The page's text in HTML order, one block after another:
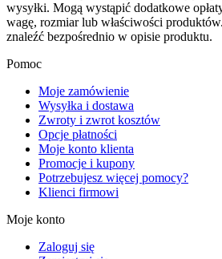
wysyłki. Mogą wystąpić dodatkowe
wagę, rozmiar lub właściwości
znaleźć bezpośrednio w opisie produktu.
Pomoc
Moje zamówienie
Wysyłka i dostawa
Zwroty i zwrot kosztów
Opcje płatności
Moje konto klienta
Promocje i kupony
Potrzebujesz więcej pomocy?
Klienci firmowi
Moje konto
Zaloguj się